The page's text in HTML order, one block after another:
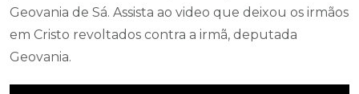
Geovania de Sá. Assista ao video que deixou os irmãos
em Cristo revoltados contra a irmã, deputada
Geovania.